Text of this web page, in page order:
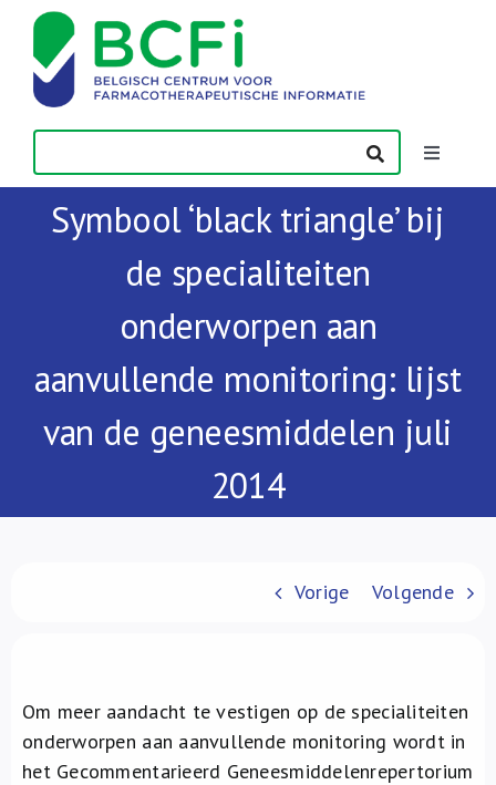
content
Toggle
Nieuws
Contact
Symbool ‘black triangle’ bij
de specialiteiten
onderworpen aan
aanvullende monitoring: lijst
van de geneesmiddelen juli
2014
Vorige Volgende
Om meer aandacht te vestigen op de specialiteiten
onderworpen aan aanvullende monitoring wordt in
het Gecommentarieerd Geneesmiddelenrepertorium